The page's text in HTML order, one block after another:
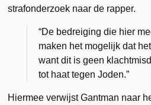
strafonderzoek naar de rapper.
“De bedreiging die hier
maken het mogelijk dat
want dit is geen
tot haat tegen Joden.”
Hiermee verwijst Gantman naar